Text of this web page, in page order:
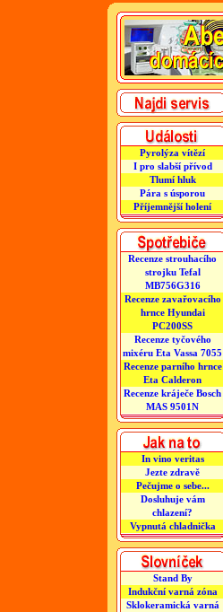
Pyrolýza vítězí
I pro slabší přívod
Tlumí hluk
Pára s úsporou
Příjemnější holení
Recenze strouhacího
strojku Tefal
MB756G316
Recenze zavařovacího
hrnce Hyundai
PC200SS
Recenze tyčového
mixéru Eta Vassa 7055
Recenze parního hrnce
Eta Calderon
Recenze kráječe Bosch
MAS 9501N
In vino veritas
Jezte zdravě
Pečujme o sebe...
Dosluhuje vám
chlazení?
Vypnutá chladnička
Stand By
Indukční varná zóna
Sklokeramická varná